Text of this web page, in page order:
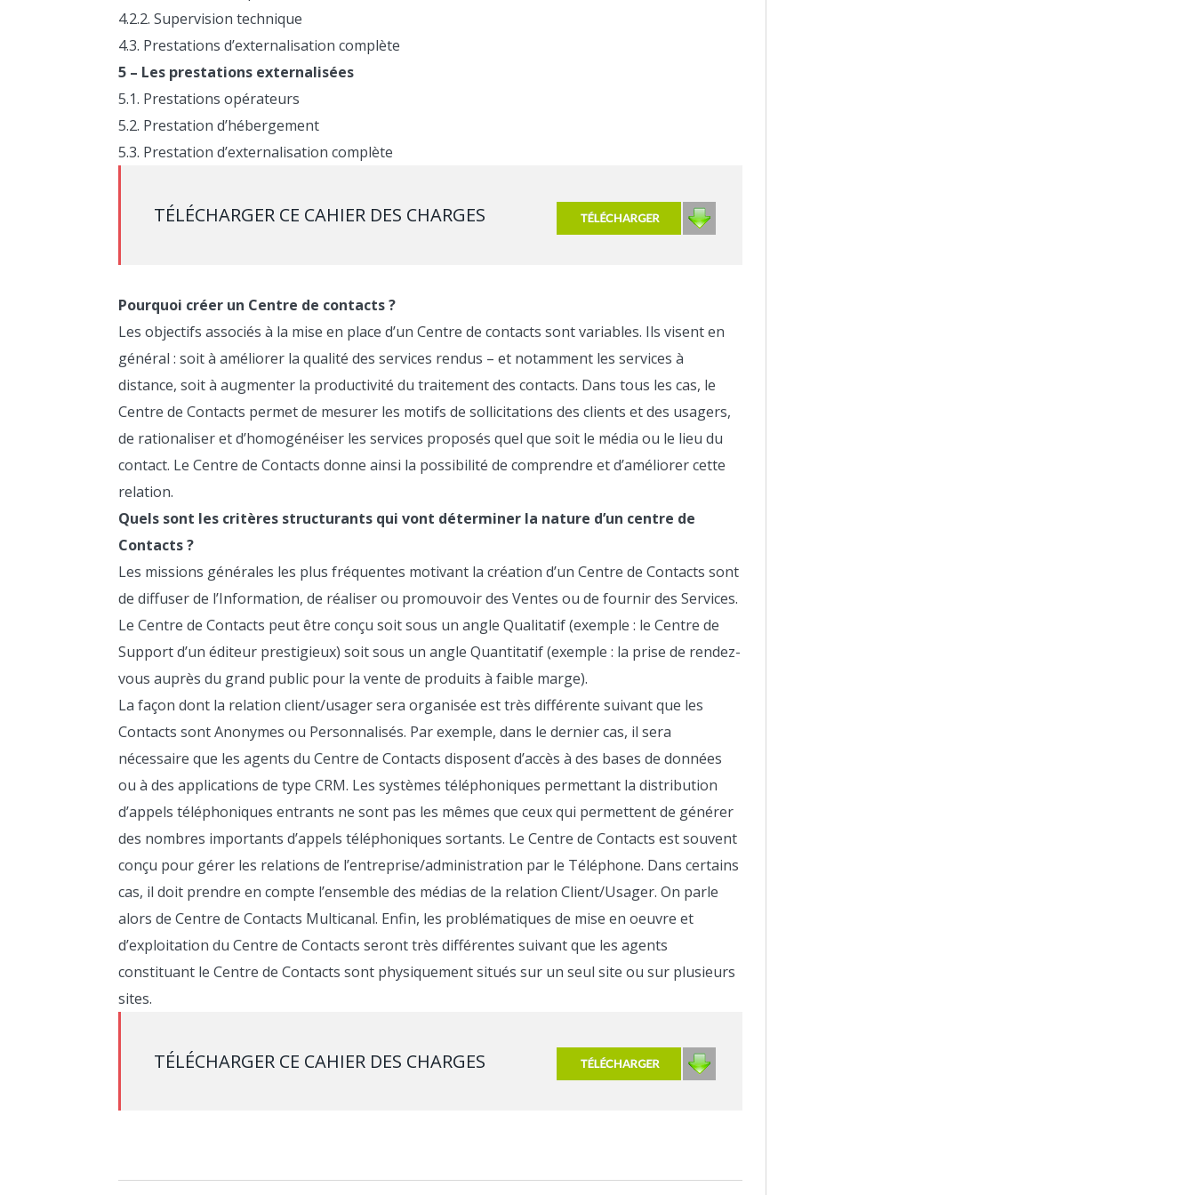
4.2.2. Supervision technique
4.3. Prestations d’externalisation complète
5 – Les prestations externalisées
5.1. Prestations opérateurs
5.2. Prestation d’hébergement
5.3. Prestation d’externalisation complète
TÉLÉCHARGER CE CAHIER DES CHARGES
Pourquoi créer un Centre de contacts ?
Les objectifs associés à la mise en place d’un Centre de contacts sont variables. Ils visent en
général : soit à améliorer la qualité des services rendus – et notamment les services à
distance, soit à augmenter la productivité du traitement des contacts. Dans tous les cas, le
Centre de Contacts permet de mesurer les motifs de sollicitations des clients et des usagers,
de rationaliser et d’homogénéiser les services proposés quel que soit le média ou le lieu du
contact. Le Centre de Contacts donne ainsi la possibilité de comprendre et d’améliorer cette
relation.
Quels sont les critères structurants qui vont déterminer la nature d’un centre de
Contacts ?
Les missions générales les plus fréquentes motivant la création d’un Centre de Contacts sont
de diffuser de l’Information, de réaliser ou promouvoir des Ventes ou de fournir des Services.
Le Centre de Contacts peut être conçu soit sous un angle Qualitatif (exemple : le Centre de
Support d’un éditeur prestigieux) soit sous un angle Quantitatif (exemple : la prise de rendez-
vous auprès du grand public pour la vente de produits à faible marge).
La façon dont la relation client/usager sera organisée est très différente suivant que les
Contacts sont Anonymes ou Personnalisés. Par exemple, dans le dernier cas, il sera
nécessaire que les agents du Centre de Contacts disposent d’accès à des bases de données
ou à des applications de type CRM. Les systèmes téléphoniques permettant la distribution
d’appels téléphoniques entrants ne sont pas les mêmes que ceux qui permettent de générer
des nombres importants d’appels téléphoniques sortants. Le Centre de Contacts est souvent
conçu pour gérer les relations de l’entreprise/administration par le Téléphone. Dans certains
cas, il doit prendre en compte l’ensemble des médias de la relation Client/Usager. On parle
alors de Centre de Contacts Multicanal. Enfin, les problématiques de mise en oeuvre et
d’exploitation du Centre de Contacts seront très différentes suivant que les agents
constituant le Centre de Contacts sont physiquement situés sur un seul site ou sur plusieurs
sites.
TÉLÉCHARGER CE CAHIER DES CHARGES